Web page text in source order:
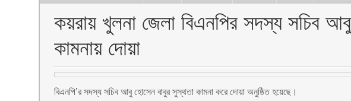
কয়রায় খুলনা জেলা বিএনপির সদস্য সচিব
কামনায় দোয়া
বিএনপি’র সদস্য সচিব আবু হোসেন বাবুর সুস্থতা কামনা করে দোয়া অনুষ্ঠিত হয়েছে।